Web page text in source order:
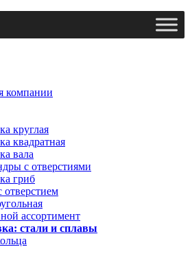
компании
круглая
квадратная
вала
с отверстиями
гриб
отверстием
ассортимент
cтали и сплавы